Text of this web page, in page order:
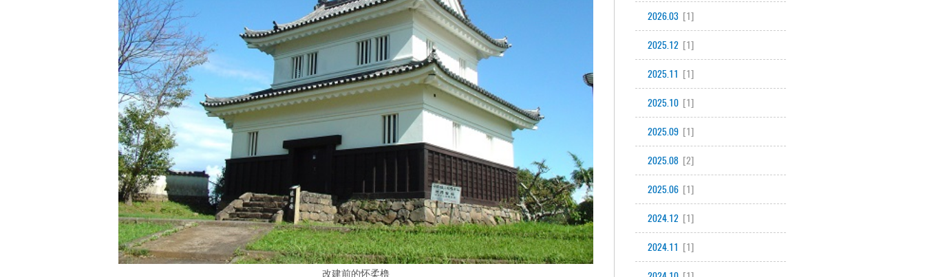
改建前的怀柔橹
2026.03 [1]
2025.12 [1]
2025.11 [1]
2025.10 [1]
2025.09 [1]
2025.08 [2]
2025.06 [1]
2024.12 [1]
2024.11 [1]